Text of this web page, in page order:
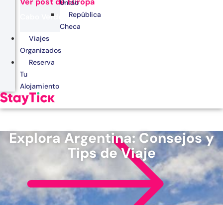
Cabo Verde
Egipto
Kenia
Marruecos
Zanzíbar
Unido
República
Checa
Viajes
Organizados
Reserva
Tu
Alojamiento
Explora Argentina: Consejos y
Tips de Viaje